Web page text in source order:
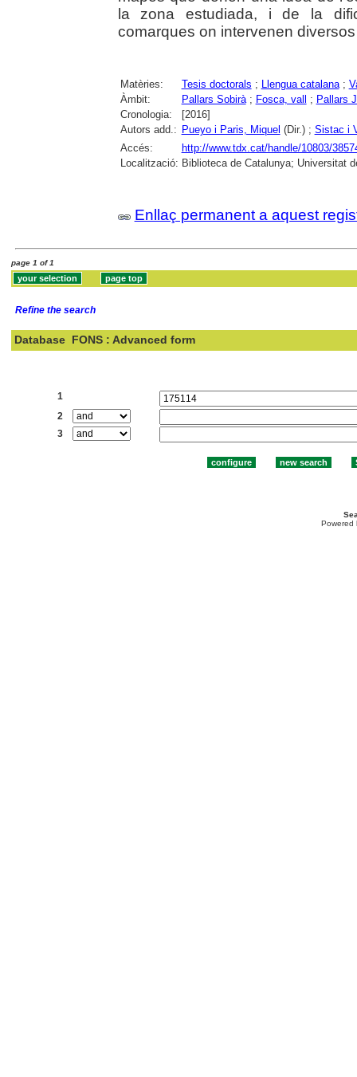
la zona estudiada, i de la
comarques on intervenen
Matèries: Tesis doctorals ; Llengua catalana;
Àmbit:
Pallars Sobirà; Fosca, vall ; Pallars
Cronologia:
[2016]
Autors add.: Pueyo i Paris, Miquel (Dir.) ; Sistac i
Accés:
http://www.tdx.cat/handle/10803/
Localització: Biblioteca de Catalunya; Universitat
Enllaç permanent a aquest
page 1 of 1
Refine the search
Database FONS : Advanced form
1
2
3